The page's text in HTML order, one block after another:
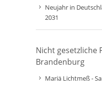
Neujahr in
2031
Nicht gesetzliche
Brandenburg
Mariä Lichtmeß -